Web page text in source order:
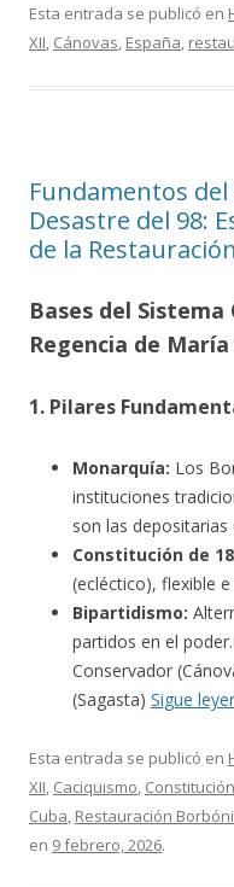
Esta entrada se publicó en
XII, Cánovas, España,
Fundamentos del
Desastre del 98:
de la
Bases del
Regencia de
1. Pilares
Monarquía: Los
instituciones
son las depositarias
Constitución de
(ecléctico), flexible
Bipartidismo:
partidos en el
Conservador
(Sagasta) Sigue
Esta entrada se publicó en
XII, Caciquismo,
Cuba, Restauración
en 9 febrero, 2026.